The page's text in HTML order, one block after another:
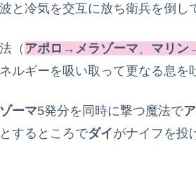
と冷気を交互に放ち衛兵を倒し
（アポロ → メラゾーマ、 マリン
ルギーを吸い取って更なる息を
ーマ5発分を同時に撃つ魔法で
するところでダイがナイフを投